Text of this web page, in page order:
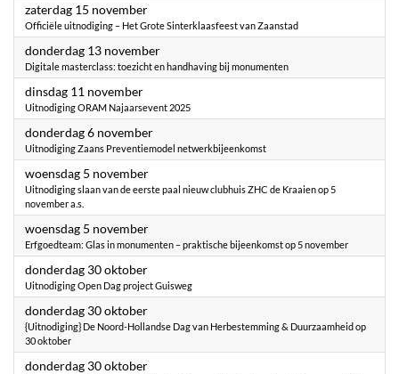
zaterdag 15 november2025
Officiële uitnodiging – Het Grote Sinterklaasfeest van Zaanstad
donderdag 13 november2025
Digitale masterclass: toezicht en handhaving bij monumenten
dinsdag 11 november2025
Uitnodiging ORAM Najaarsevent 2025
donderdag 6 november2025
Uitnodiging Zaans Preventiemodel netwerkbijeenkomst
woensdag 5 november2025
Uitnodiging slaan van de eerste paal nieuw clubhuis ZHC de Kraaien op 5
november a.s.
woensdag 5 november2025
Erfgoedteam: Glas in monumenten – praktische bijeenkomst op 5 november
donderdag 30 oktober2025
Uitnodiging Open Dag project Guisweg
donderdag 30 oktober2025
{Uitnodiging} De Noord-Hollandse Dag van Herbestemming & Duurzaamheid op
30 oktober
donderdag 30 oktober2025